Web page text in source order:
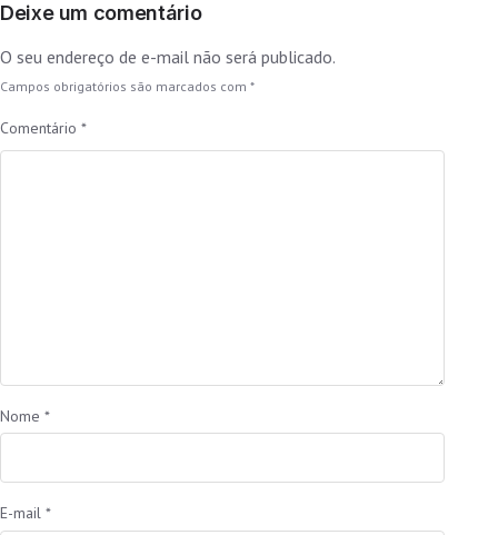
Deixe um comentário
O seu endereço de e-mail não será publicado.
Campos obrigatórios são marcados com *
Comentário *
Nome *
E-mail *